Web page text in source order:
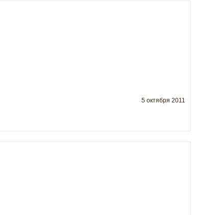
5 октября 2011